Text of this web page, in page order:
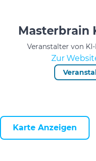
Masterbrain
Veranstalter von
Zur
Karte Anzeigen